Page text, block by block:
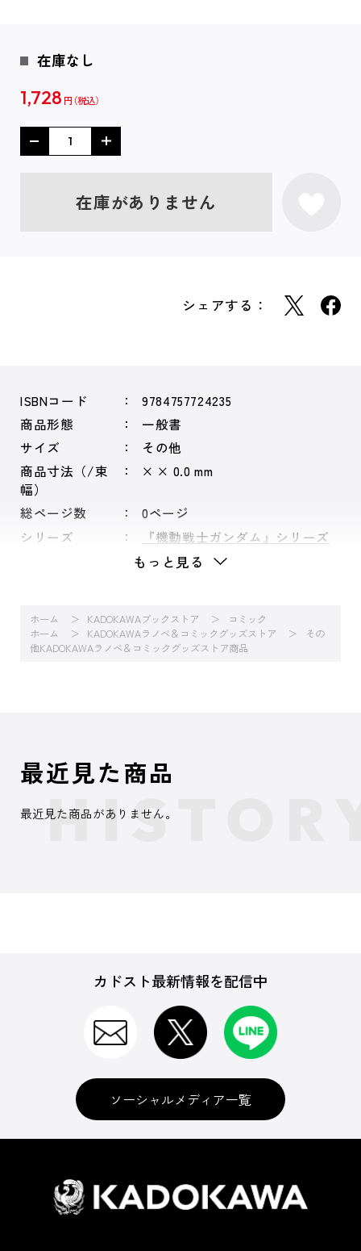
在庫なし
1,728 円
在庫がありません
シェアする：
ISBNコード
9784757724235
商品形態
一般書
サイズ
その他
商品寸法（/束
幅）
× × 0.0 mm
総ページ数
0ページ
シリーズ
『機動戦士ガンダム』シリーズ
もっと見る
ホーム KADOKAWAブックストア
コミック
ホーム
KADOKAWAラノベ＆コミックグッズストア
その
他KADOKAWAラノベ＆コミックグッズストア商品
最近見た商品
最近見た商品がありません。
カドスト最新情報を配信中
ソーシャルメディア一覧